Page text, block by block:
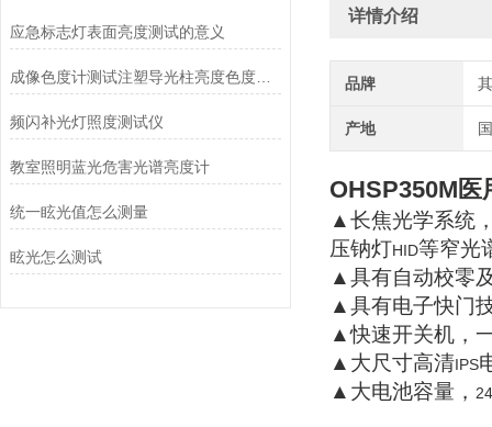
应急标志灯表面亮度测试的意义
成像色度计测试注塑导光柱亮度色度均匀性
频闪补光灯照度测试仪
教室照明蓝光危害光谱亮度计
统一眩光值怎么测量
眩光怎么测试
详情介绍
品牌
产地
OHSP350M 医
▲长焦光学系统
压钠灯HID等窄光
▲具有自动校零
▲具有电子快门
▲快速开关机，
▲大尺寸高清IPS
▲大电池容量， 24